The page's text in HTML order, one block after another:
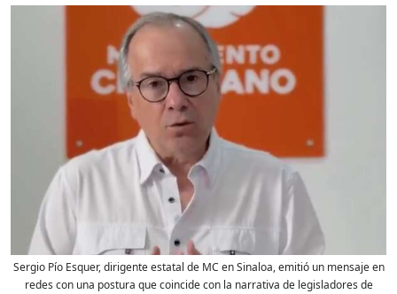
Sergio Pío Esquer, dirigente estatal de MC en Sinaloa, emitió un mensaje en
redes con una postura que coincide con la narrativa de legisladores de